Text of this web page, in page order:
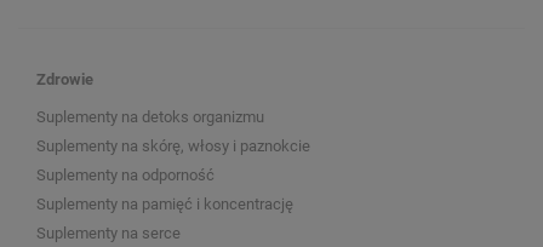
Zdrowie
Suplementy na detoks organizmu
Suplementy na skórę, włosy i paznokcie
Suplementy na odporność
Suplementy na pamięć i koncentrację
Suplementy na serce